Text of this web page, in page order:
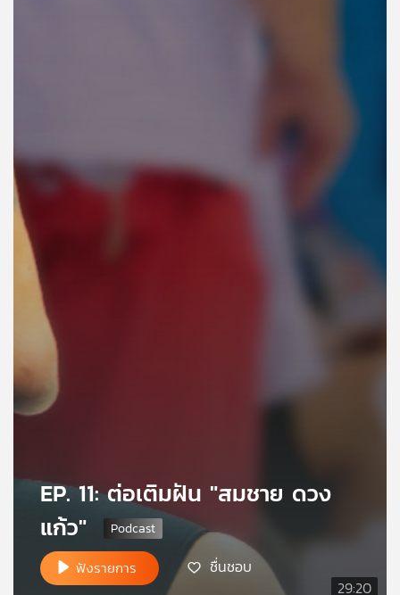
ข่าว
และ
กิจกรรม
เกี่ยว
เครือ
ข่าย
วิทยุ
ไทย
เอส
29:20
EP. 11: ต่อเติมฝัน "สมชาย ดวง
แก้ว"
ฟังรายการ ชื่นชอบ